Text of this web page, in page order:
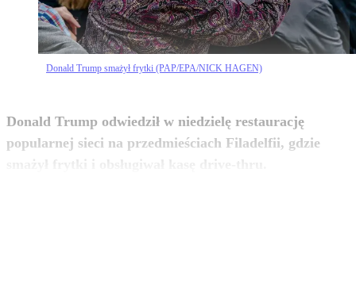
Donald Trump smażył frytki (PAP/EPA/NICK HAGEN)
Donald Trump odwiedził w niedzielę restaurację
popularnej sieci na przedmieściach Filadelfii, gdzie
smażył frytki i obsługiwał kasę drive-thru.
zobacz więcej